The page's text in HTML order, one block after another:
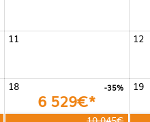
11 12
18 19
-35%
6 529€*